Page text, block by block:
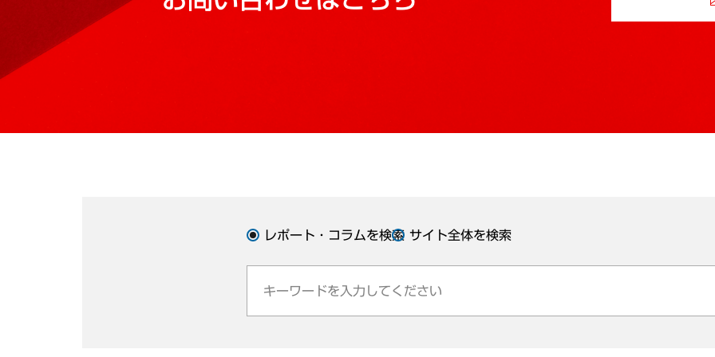
レポート・コラムを検索 サイト全体を検索